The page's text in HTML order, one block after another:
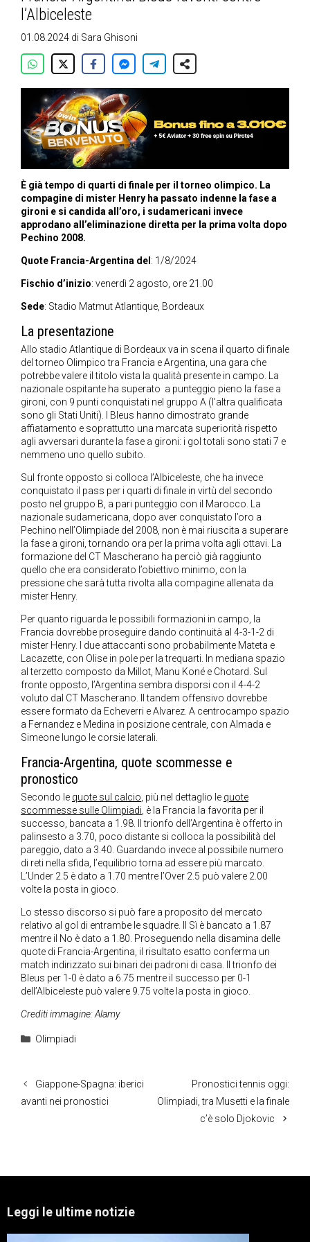
l’Albiceleste
01.08.2024 di Sara Ghisoni
È già tempo di quarti di finale per il torneo olimpico. La
compagine di mister Henry ha passato indenne la fase a
gironi e si candida all’oro, i sudamericani invece
approdano all’eliminazione diretta per la prima volta dopo
Pechino 2008.
Quote Francia-Argentina del : 1/8/2024
Fischio d’inizio: venerdì 2 agosto, ore 21.00
Sede: Stadio Matmut Atlantique, Bordeaux
La presentazione
Allo stadio Atlantique di Bordeaux va in scena il quarto di finale
del torneo Olimpico tra Francia e Argentina, una gara che
potrebbe valere il titolo vista la qualità presente in campo. La
nazionale ospitante ha superato a punteggio pieno la fase a
gironi, con 9 punti conquistati nel gruppo A (l’altra qualificata
sono gli Stati Uniti). I Bleus hanno dimostrato grande
affiatamento e soprattutto una marcata superiorità rispetto
agli avversari durante la fase a gironi: i gol totali sono stati 7 e
nemmeno uno quello subito.
Sul fronte opposto si colloca l’Albiceleste, che ha invece
conquistato il pass per i quarti di finale in virtù del secondo
posto nel gruppo B, a pari punteggio con il Marocco. La
nazionale sudamericana, dopo aver conquistato l’oro a
Pechino nell’Olimpiade del 2008, non è mai riuscita a superare
la fase a gironi, tornando ora per la prima volta agli ottavi. La
formazione del CT Mascherano ha perciò già raggiunto
quello che era considerato l’obiettivo minimo, con la
pressione che sarà tutta rivolta alla compagine allenata da
mister Henry.
Per quanto riguarda le possibili formazioni in campo, la
Francia dovrebbe proseguire dando continuità al 4-3-1-2 di
mister Henry. I due attaccanti sono probabilmente Mateta e
Lacazette, con Olise in pole per la trequarti. In mediana spazio
al terzetto composto da Millot, Manu Koné e Chotard. Sul
fronte opposto, l’Argentina sembra disporsi con il 4-4-2
voluto dal CT Mascherano. Il tandem offensivo dovrebbe
essere formato da Echeverri e Alvarez. A centrocampo spazio
a Fernandez e Medina in posizione centrale, con Almada e
Simeone lungo le corsie laterali.
Francia-Argentina, quote scommesse e
pronostico
Secondo le quote sul calcio, più nel dettaglio le quote
scommesse sulle Olimpiadi, è la Francia la favorita per il
successo, bancata a 1.98. Il trionfo dell’Argentina è offerto in
palinsesto a 3.70, poco distante si colloca la possibilità del
pareggio, dato a 3.40. Guardando invece al possibile numero
di reti nella sfida, l’equilibrio torna ad essere più marcato.
L’Under 2.5 è dato a 1.70 mentre l’Over 2.5 può valere 2.00
volte la posta in gioco.
Lo stesso discorso si può fare a proposito del mercato
relativo al gol di entrambe le squadre. Il Sì è bancato a 1.87
mentre il No è dato a 1.80. Proseguendo nella disamina delle
quote di Francia-Argentina, il risultato esatto conferma un
match indirizzato sui binari dei padroni di casa. Il trionfo dei
Bleus per 1-0 è dato a 6.75 mentre il successo per 0-1
dell’Albiceleste può valere 9.75 volte la posta in gioco.
Crediti immagine: Alamy
Categorie
Olimpiadi
Giappone-Spagna: iberici
avanti nei pronostici
Pronostici tennis oggi:
Olimpiadi, tra Musetti e la finale
c’è solo Djokovic
Leggi le ultime notizie